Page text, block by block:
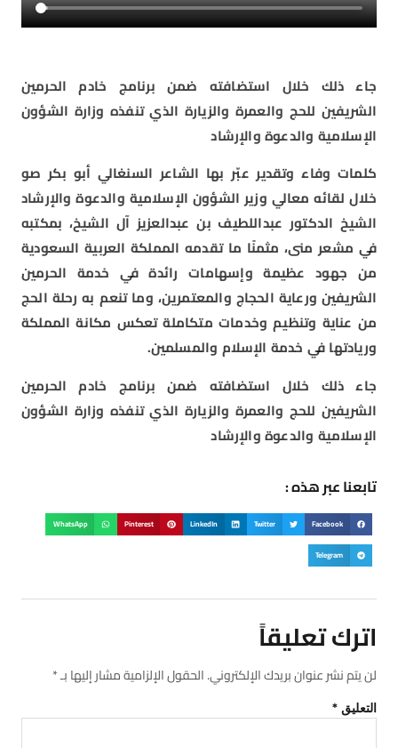
جاء ذلك خلال استضافته ضمن برنامج خادم الحرمين
الشريفين للحج والعمرة والزيارة الذي تنفذه وزارة الشؤون
الإسلامية والدعوة والإرشاد
كلمات وفاء وتقدير عبّر بها الشاعر السنغالي أبو بكر صو
خلال لقائه معالي وزير الشؤون الإسلامية والدعوة والإرشاد
الشيخ الدكتور عبداللطيف بن عبدالعزيز آل الشيخ، بمكتبه
في مشعر منى، مثمنًا ما تقدمه المملكة العربية السعودية
من جهود عظيمة وإسهامات رائدة في خدمة الحرمين
الشريفين ورعاية الحجاج والمعتمرين، وما تنعم به رحلة الحج
من عناية وتنظيم وخدمات متكاملة تعكس مكانة المملكة
وريادتها في خدمة الإسلام والمسلمين.
جاء ذلك خلال استضافته ضمن برنامج خادم الحرمين
الشريفين للحج والعمرة والزيارة الذي تنفذه وزارة الشؤون
الإسلامية والدعوة والإرشاد
تابعنا عبر هذه :
Facebook
Twitter
LinkedIn
Pinterest
WhatsApp
Telegram
اترك تعليقاً
لن يتم نشر عنوان بريدك الإلكتروني.الحقول الإلزامية مشار إليها بـ*
التعليق *